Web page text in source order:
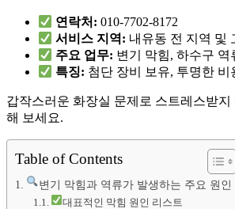
연락처: 010-7702-8172
서비스 지역: 내유동 전 지역 및
주요 업무: 변기 막힘, 하수구 역
특징: 첨단 장비 보유, 투명한 비
갑작스러운 화장실 문제로 스트레스받
해 보세요.
Table of Contents
변기 막힘과 역류가 발생하는 주요 원인
대표적인 막힘 원인 리스트